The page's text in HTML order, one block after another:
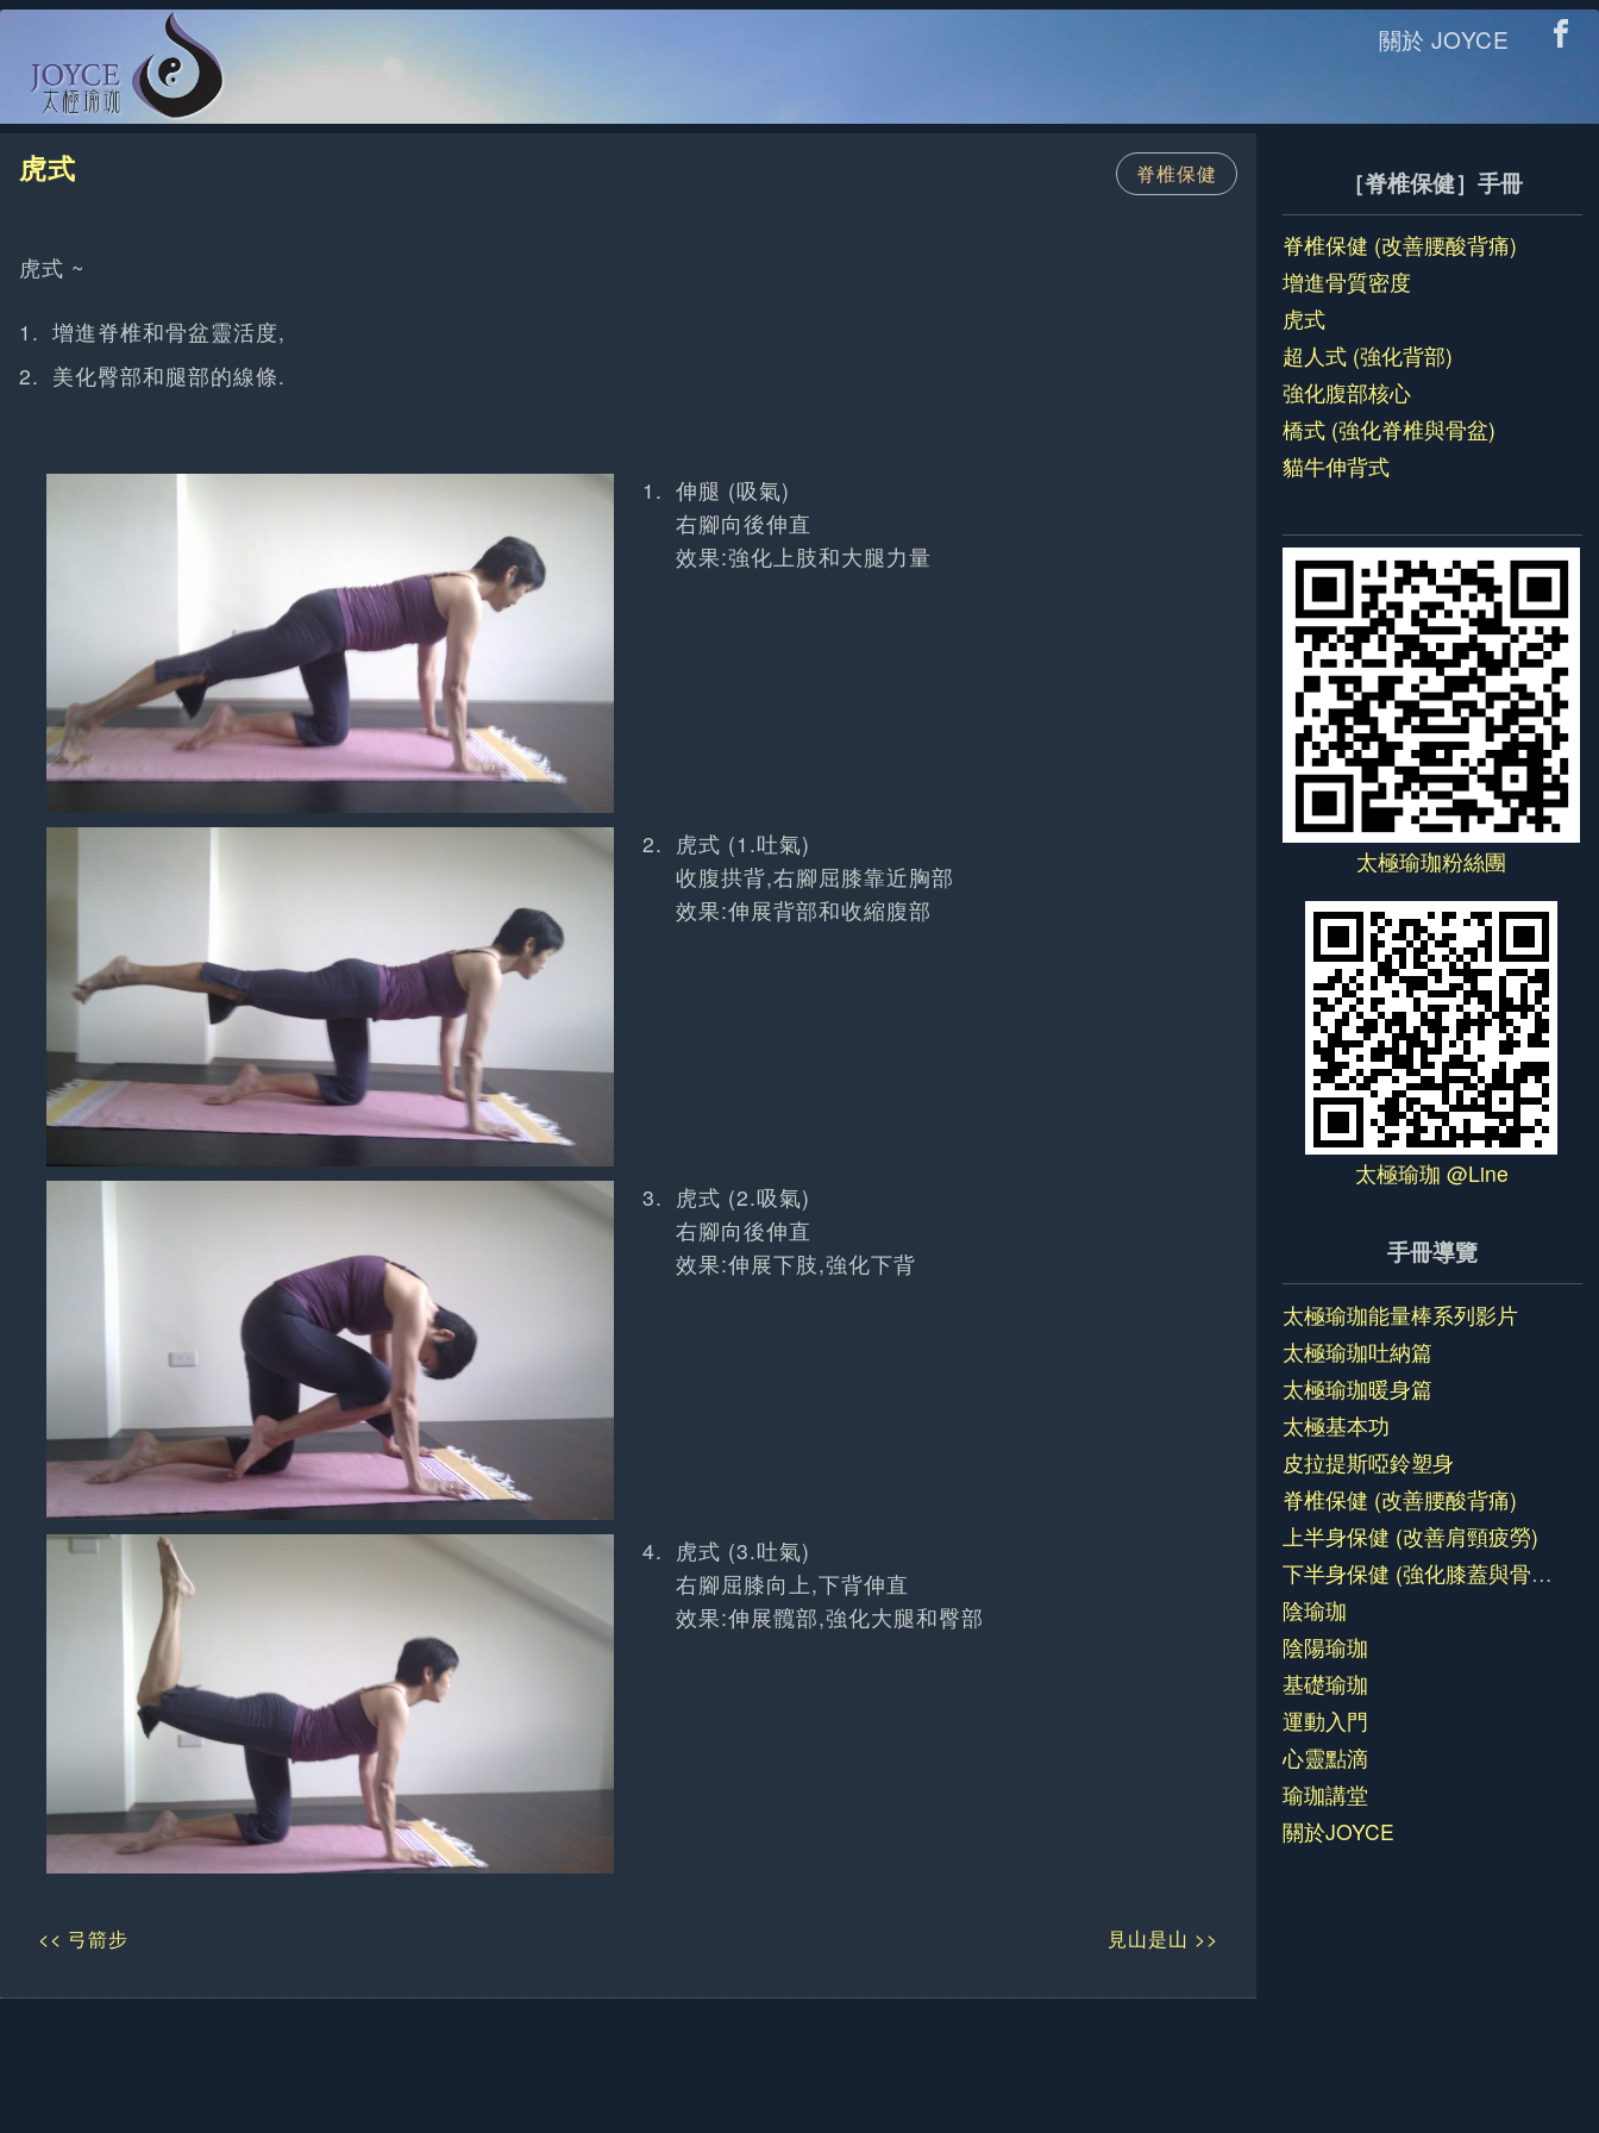
關於 JOYCE
脊椎保健
虎式
虎式 ~
增進脊椎和骨盆靈活度,
美化臀部和腿部的線條.
伸腿 (吸氣)
右腳向後伸直
效果:強化上肢和大腿力量
虎式 (1.吐氣)
收腹拱背,右腳屈膝靠近胸部
效果:伸展背部和收縮腹部
虎式 (2.吸氣)
右腳向後伸直
效果:伸展下肢,強化下背
虎式 (3.吐氣)
右腳屈膝向上,下背伸直
效果:伸展髖部,強化大腿和臀部
見山是山 >>
<< 弓箭步
［脊椎保健］手冊
脊椎保健 (改善腰酸背痛)
增進骨質密度
虎式
超人式 (強化背部)
強化腹部核心
橋式 (強化脊椎與骨盆)
貓牛伸背式
太極瑜珈粉絲團
太極瑜珈 @Line
手冊導覽
太極瑜珈能量棒系列影片
太極瑜珈吐納篇
太極瑜珈暖身篇
太極基本功
皮拉提斯啞鈴塑身
脊椎保健 (改善腰酸背痛)
上半身保健 (改善肩頸疲勞)
下半身保健 (強化膝蓋與骨盆)
陰瑜珈
陰陽瑜珈
基礎瑜珈
運動入門
心靈點滴
瑜珈講堂
關於JOYCE